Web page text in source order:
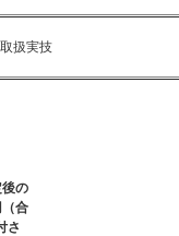
扱実技
の
合
さ